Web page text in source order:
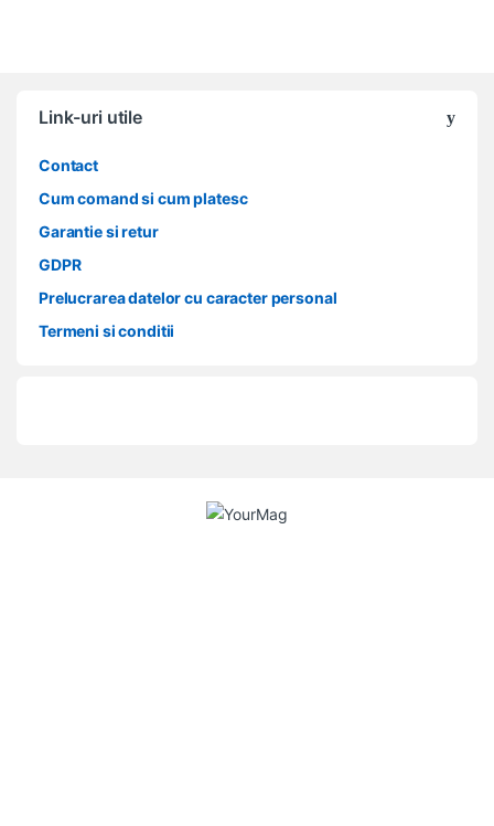
Link-uri utile
Contact
Cum comand si cum platesc
Garantie si retur
GDPR
Prelucrarea datelor cu caracter personal
Termeni si conditii